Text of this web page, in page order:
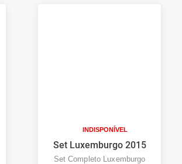
INDISPONÍVEL
Set Luxemburgo 2015
Set Completo Luxemburgo